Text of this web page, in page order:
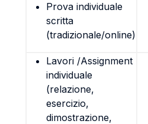
Prova individuale
scritta
(tradizionale/online)
Lavori /Assignment
individuale
(relazione,
esercizio,
dimostrazione,